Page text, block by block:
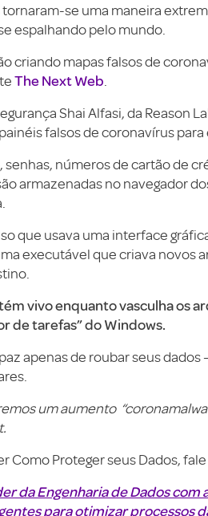
tornaram-se uma maneira
espalhando pelo mundo.
criando mapas falsos de
The Next Web.
Shai Alfasi, da Reason
falsos de coronavírus
, senhas, números de cartão de
armazenadas no navegador
que usava uma interface
executável que criava novos
vivo enquanto vasculha os
de tarefas” do Windows.
apenas de roubar seus
um aumento
Como Proteger seus Dados,
da Engenharia de Dados
para otimizar processos